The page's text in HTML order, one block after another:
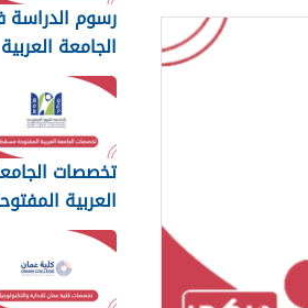
رسوم
الجامعة العربية
المفتوحة مسقط
2026
تخصصات
العربية
مسقط 2026